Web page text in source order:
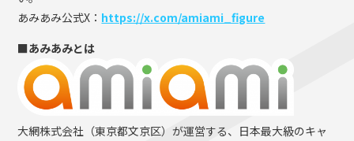
あみあみ公式X： https://x.com/amiami_figure
■あみあみとは
大網株式会社（東京都文京区）が運営する、日本最大級のキャ